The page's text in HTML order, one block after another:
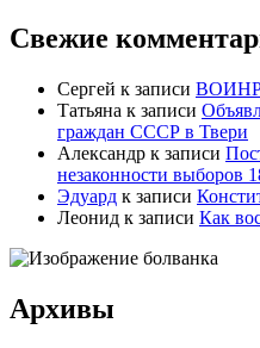
Свежие
Сергей к записи ВОИНР
Татьяна к записи
граждан СССР в Твери
Александр к записи
незаконности выборов
Эдуард к записи
Леонид к записи Как
Архивы